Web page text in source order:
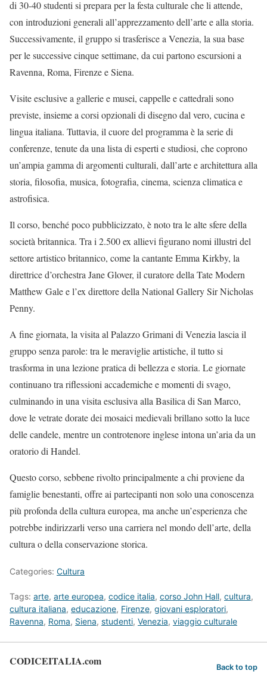
di 30-40 studenti si prepara per la festa culturale che li attende,
con introduzioni generali all’apprezzamento dell’arte e alla storia.
Successivamente, il gruppo si trasferisce a Venezia, la sua base
per le successive cinque settimane, da cui partono escursioni a
Ravenna, Roma, Firenze e Siena.
Visite esclusive a gallerie e musei, cappelle e cattedrali sono
previste, insieme a corsi opzionali di disegno dal vero, cucina e
lingua italiana. Tuttavia, il cuore del programma è la serie di
conferenze, tenute da una lista di esperti e studiosi, che coprono
un’ampia gamma di argomenti culturali, dall’arte e architettura alla
storia, filosofia, musica, fotografia, cinema, scienza climatica e
astrofisica.
Il corso, benché poco pubblicizzato, è noto tra le alte sfere della
società britannica. Tra i 2.500 ex allievi figurano nomi illustri del
settore artistico britannico, come la cantante Emma Kirkby, la
direttrice d’orchestra Jane Glover, il curatore della Tate Modern
Matthew Gale e l’ex direttore della National Gallery Sir Nicholas
Penny.
A fine giornata, la visita al Palazzo Grimani di Venezia lascia il
gruppo senza parole: tra le meraviglie artistiche, il tutto si
trasforma in una lezione pratica di bellezza e storia. Le giornate
continuano tra riflessioni accademiche e momenti di svago,
culminando in una visita esclusiva alla Basilica di San Marco,
dove le vetrate dorate dei mosaici medievali brillano sotto la luce
delle candele, mentre un controtenore inglese intona un’aria da un
oratorio di Handel.
Questo corso, sebbene rivolto principalmente a chi proviene da
famiglie benestanti, offre ai partecipanti non solo una conoscenza
più profonda della cultura europea, ma anche un’esperienza che
potrebbe indirizzarli verso una carriera nel mondo dell’arte, della
cultura o della conservazione storica.
Categories: Cultura
Tags: arte, arte europea, codice italia, corso John Hall, cultura,
cultura italiana, educazione, Firenze, giovani esploratori,
Ravenna, Roma, Siena, studenti, Venezia, viaggio culturale
CODICEITALIA.com Back to top